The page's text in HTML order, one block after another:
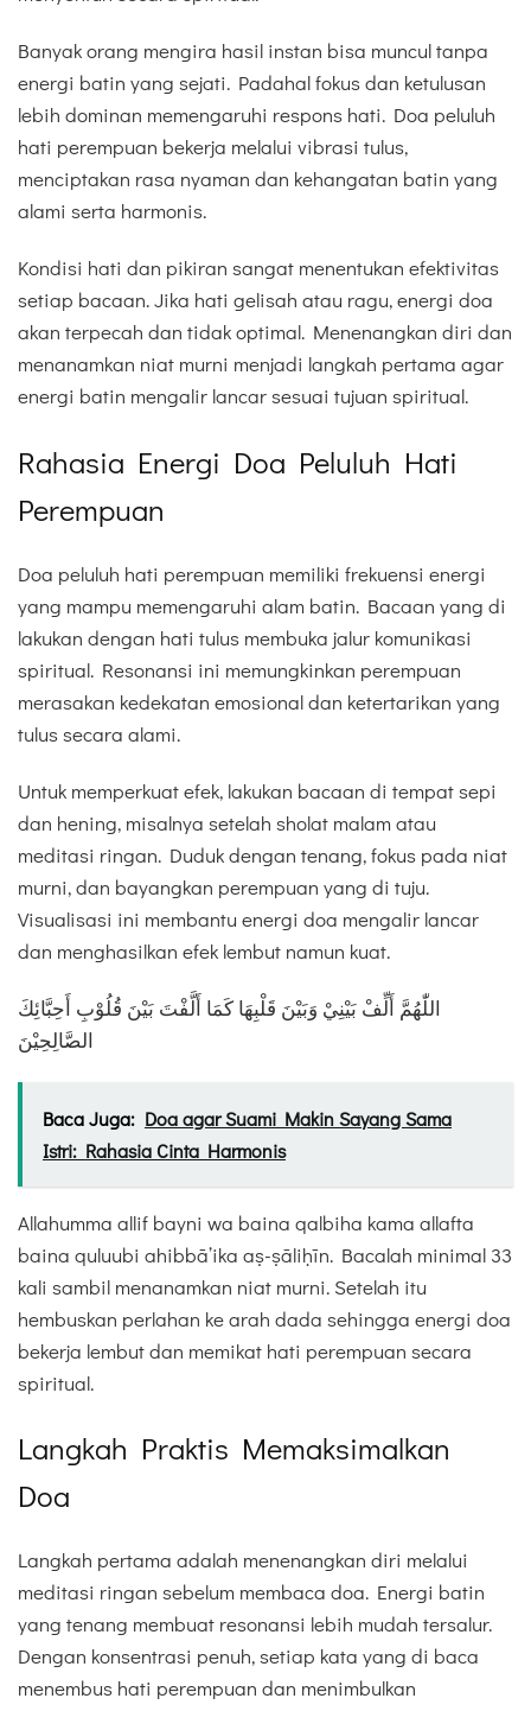
Banyak orang mengira hasil instan bisa muncul tanpa
energi batin yang sejati. Padahal fokus dan ketulusan
lebih dominan memengaruhi respons hati. Doa peluluh
hati perempuan bekerja melalui vibrasi tulus,
menciptakan rasa nyaman dan kehangatan batin yang
alami serta harmonis.
Kondisi hati dan pikiran sangat menentukan efektivitas
setiap bacaan. Jika hati gelisah atau ragu, energi doa
akan terpecah dan tidak optimal. Menenangkan diri dan
menanamkan niat murni menjadi langkah pertama agar
energi batin mengalir lancar sesuai tujuan spiritual.
Rahasia Energi Doa Peluluh Hati
Perempuan
Doa peluluh hati perempuan memiliki frekuensi energi
yang mampu memengaruhi alam batin. Bacaan yang di
lakukan dengan hati tulus membuka jalur komunikasi
spiritual. Resonansi ini memungkinkan perempuan
merasakan kedekatan emosional dan ketertarikan yang
tulus secara alami.
Untuk memperkuat efek, lakukan bacaan di tempat sepi
dan hening, misalnya setelah sholat malam atau
meditasi ringan. Duduk dengan tenang, fokus pada niat
murni, dan bayangkan perempuan yang di tuju.
Visualisasi ini membantu energi doa mengalir lancar
dan menghasilkan efek lembut namun kuat.
اللّٰهُمَّ أَلِّفْ بَيْنِيْ وَبَيْنَ قَلْبِهَا كَمَا أَلَّفْتَ بَيْنَ قُلُوْبِ أَحِبَّائِكَ
الصَّالِحِيْنَ
Baca Juga: Doa agar Suami Makin Sayang Sama
Istri: Rahasia Cinta Harmonis
Allahumma allif bayni wa baina qalbiha kama allafta
baina quluubi ahibbā’ika aṣ-ṣāliḥīn. Bacalah minimal 33
kali sambil menanamkan niat murni. Setelah itu
hembuskan perlahan ke arah dada sehingga energi doa
bekerja lembut dan memikat hati perempuan secara
spiritual.
Langkah Praktis Memaksimalkan
Doa
Langkah pertama adalah menenangkan diri melalui
meditasi ringan sebelum membaca doa. Energi batin
yang tenang membuat resonansi lebih mudah tersalur.
Dengan konsentrasi penuh, setiap kata yang di baca
menembus hati perempuan dan menimbulkan